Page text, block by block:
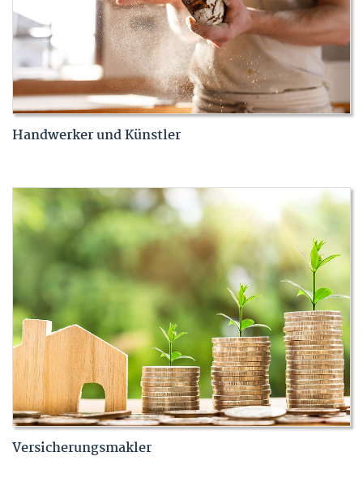
Handwerker und Künstler
Versicherungsmakler